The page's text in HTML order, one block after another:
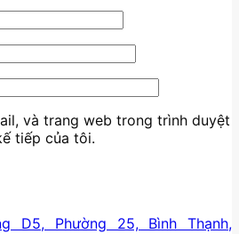
và trang web trong trình duyệt
tiếp của tôi.
D5, Phường 25, Bình Thạnh,